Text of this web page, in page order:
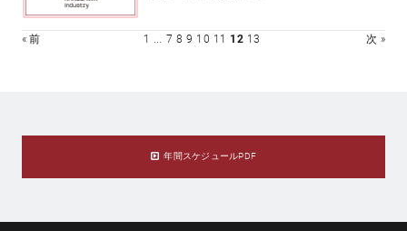
« 前 1 ... 7 8 9 10 11 12 13 次 »
年間スケジュールPDF